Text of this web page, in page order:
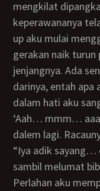
mengkilat
keperawananya
up aku mulai
gerakan naik turun
jenjangnya. Ada
darinya, entah apa
dalam hati aku
‘aah… mmm… aaah… ah… lebih cepat Mas… lebih
dalem lagi.
“iya adik sayang… emuah… emuah! Jawabku lirih
sambil melumat
Perlahan aku mempercepat kocokanku, semakin